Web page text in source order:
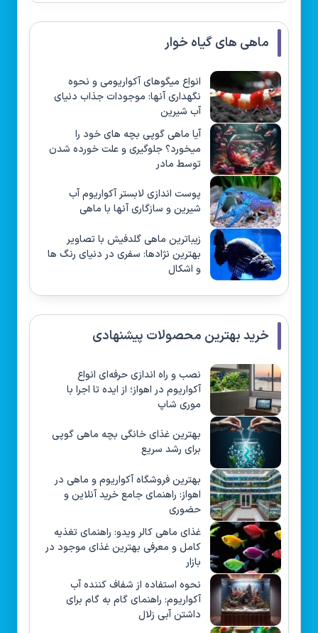
ماهی های گیاه خوار
انواع میگوهای آکواریومی و نحوه
نگهداری آنها: موجودات جذاب دنیای
آب شیرین
آیا ماهی گوپی بچه های خود را
میخورد؟ جلوگیری و علت خورده شدن
توسط مادر
پوست اندازی لابستر آکواریوم آب
شیرین و سازگاری آنها با ماهی
زیباترین ماهی گلدفیش با تصاویر
بهترین نژادها: سفری در دنیای رنگ ها
و اشکال
خرید بهترین محصولات پیشنهادی
نصب و راه‌ اندازی حرفه‌ای انواع
آکواریوم در اهواز؛ از ایده تا اجرا با
موری شاپ
بهترین غذای خانگی بچه ماهی گوپی
برای رشد سریع
بهترین فروشگاه آکواریوم و ماهی در
اهواز: راهنمای جامع خرید آنلاین و
حضوری
غذای ماهی کالر ویدو: راهنمای تغذیه
کامل و معرفی بهترین غذای موجود در
بازار
نحوه استفاده از شفاف کننده آب
آکواریوم: راهنمای گام به گام برای
داشتن آبی زلال